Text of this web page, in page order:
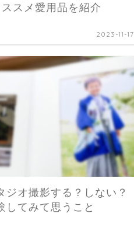
スメ愛用品を紹介
2023-11-17
ジオ撮影する？しない？
してみて思うこと